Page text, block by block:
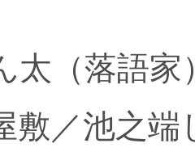
太（落語家
／池之端